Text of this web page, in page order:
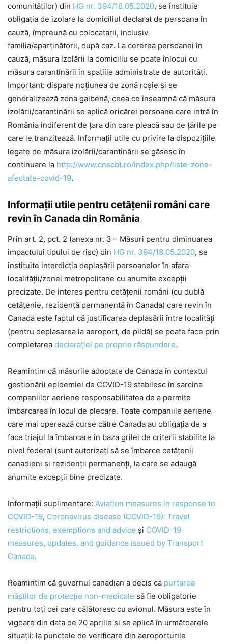
comunităților) din HG nr. 394/18.05.2020, se instituie
obligația de izolare la domiciliul declarat de persoana în
cauză, împreună cu colocatarii, inclusiv
familia/aparținătorii, după caz. La cererea persoanei în
cauză, măsura izolării la domiciliu se poate înlocui cu
măsura carantinării în spațiile administrate de autorități.
Important: dispare noțiunea de zonă roșie și se
generalizează zona galbenă, ceea ce înseamnă că măsura
izolării/carantinării se aplică oricărei persoane care intră în
România indiferent de țara din care pleacă sau de țările pe
care le tranzitează. Informații utile cu privire la dispozițiile
legate de măsura izolării/carantinării se găsesc în
continuare la http://www.cnscbt.ro/index.php/liste-zone-
afectate-covid-19.
Informații utile pentru cetățenii români care
revin în Canada din România
Prin art. 2, pct. 2 (anexa nr. 3 – Măsuri pentru diminuarea
impactului tipului de risc) din HG nr. 394/18.05.2020, se
instituite interdicția deplasării persoanelor în afara
localității/zonei metropolitane cu anumite excepții
precizate. De interes pentru cetățenii români (cu dublă
cetățenie, rezidență permanentă în Canada) care revin în
Canada este faptul că justificarea deplasării între localități
(pentru deplasarea la aeroport, de pildă) se poate face prin
completarea declarației pe proprie răspundere.
Reamintim că măsurile adoptate de Canada în contextul
gestionării epidemiei de COVID-19 stabilesc în sarcina
companiilor aeriene responsabilitatea de a permite
îmbarcarea în locul de plecare. Toate companiile aeriene
care mai operează curse către Canada au obligația de a
face triajul la îmbarcare în baza grilei de criterii stabilite la
nivel federal (sunt autorizați să se îmbarce cetățenii
canadieni și rezidenții permanenți, la care se adaugă
anumite excepții bine precizate.
Informații suplimentare: Aviation measures in response to
COVID-19, Coronavirus disease (COVID-19): Travel
restrictions, exemptions and advice și COVID-19
measures, updates, and guidance issued by Transport
Canada.
Reamintim că guvernul canadian a decis ca purtarea
măștilor de protecție non-medicale să fie obligatorie
pentru toți cei care călătoresc cu avionul. Măsura este în
vigoare din data de 20 aprilie și se aplică în următoarele
situații: la punctele de verificare din aeroporturile